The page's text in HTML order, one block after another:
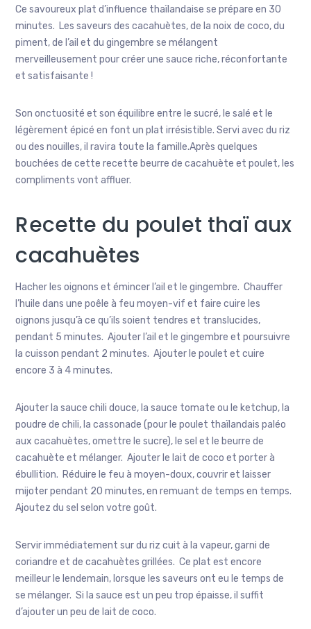
Ce savoureux plat d’influence thaïlandaise se prépare en 30
minutes. Les saveurs des cacahuètes, de la noix de coco, du
piment, de l’ail et du gingembre se mélangent
merveilleusement pour créer une sauce riche, réconfortante
et satisfaisante !
Son onctuosité et son équilibre entre le sucré, le salé et le
légèrement épicé en font un plat irrésistible. Servi avec du riz
ou des nouilles, il ravira toute la famille.Après quelques
bouchées de cette recette beurre de cacahuète et poulet, les
compliments vont affluer.
Recette du poulet thaï aux
cacahuètes
Hacher les oignons et émincer l’ail et le gingembre. Chauffer
l’huile dans une poêle à feu moyen-vif et faire cuire les
oignons jusqu’à ce qu’ils soient tendres et translucides,
pendant 5 minutes. Ajouter l’ail et le gingembre et poursuivre
la cuisson pendant 2 minutes. Ajouter le poulet et cuire
encore 3 à 4 minutes.
Ajouter la sauce chili douce, la sauce tomate ou le ketchup, la
poudre de chili, la cassonade (pour le poulet thaïlandais paléo
aux cacahuètes, omettre le sucre), le sel et le beurre de
cacahuète et mélanger. Ajouter le lait de coco et porter à
ébullition. Réduire le feu à moyen-doux, couvrir et laisser
mijoter pendant 20 minutes, en remuant de temps en temps.
Ajoutez du sel selon votre goût.
Servir immédiatement sur du riz cuit à la vapeur, garni de
coriandre et de cacahuètes grillées. Ce plat est encore
meilleur le lendemain, lorsque les saveurs ont eu le temps de
se mélanger. Si la sauce est un peu trop épaisse, il suffit
d’ajouter un peu de lait de coco.